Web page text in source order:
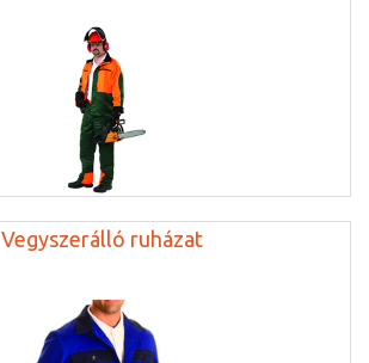
Vegyszerálló ruházat